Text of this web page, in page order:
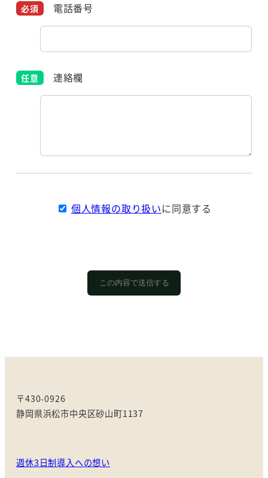
電話番号
連絡欄
個人情報の取り扱いに同意する
〒430-0926
静岡県浜松市中央区砂山町1137
週休3日制導入への想い